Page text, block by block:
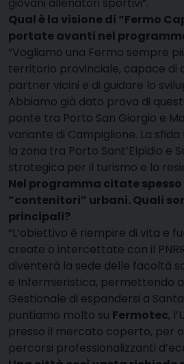
Qual è la visione di “Fermo
portate avanti nel
“Vogliamo una Fermo sempre
territorio provinciale, capace di
partner vicini e di guidare lo
Abbiamo già dato prova di
ponte tra Porto San Giorgio e
variante di Campiglione. La
la zona tra Porto Sant’Elpidio e
strategica per il turismo e la
Nel programma citate
“contenitori” urbani. Quali
principali?
“L’obiettivo è riempire di vita e
create o intercettate con il
diventerà la sede delle facoltà
e Infermieristica, permettendo
Gestionale di espandersi a
puntiamo molto su Fermotec,
presso il mercato coperto, per
percorsi professionalizzanti